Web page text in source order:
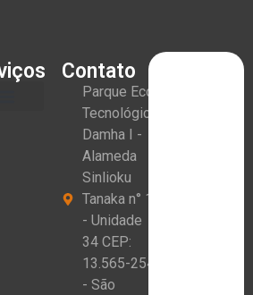
Contato
Parque Eco
Tecnológico
Damha I -
Alameda
Sinlioku
Tanaka n° 1
- Unidade
34 CEP:
13.565-254
- São